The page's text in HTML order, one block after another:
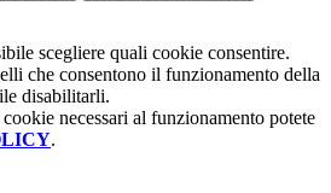
scegliere quali cookie consentire.
che consentono il funzionamento della
disabilitarli.
necessari al funzionamento potete
.